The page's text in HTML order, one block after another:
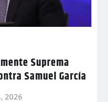
Suprema
Samuel García
2026